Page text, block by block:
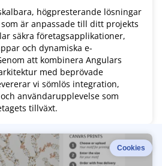
högpresterande lösningar
är anpassade till ditt projekts
säkra företagsapplikationer,
och dynamiska e-
att kombinera Angulars
med beprövade
vi sömlös integration,
användarupplevelse som
tillväxt.
Cookies